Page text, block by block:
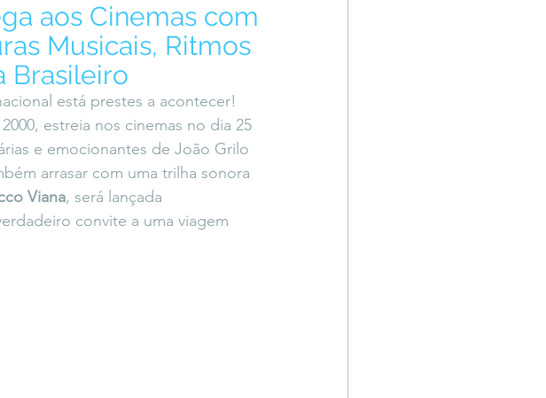
Fora da Curva Território Livre
aos Cinemas com
Musicais, Ritmos
Brasileiro
está prestes a acontecer!
estreia nos cinemas no dia 25
e emocionantes de João Grilo
arrasar com uma trilha sonora
Viana, será lançada
convite a uma viagem